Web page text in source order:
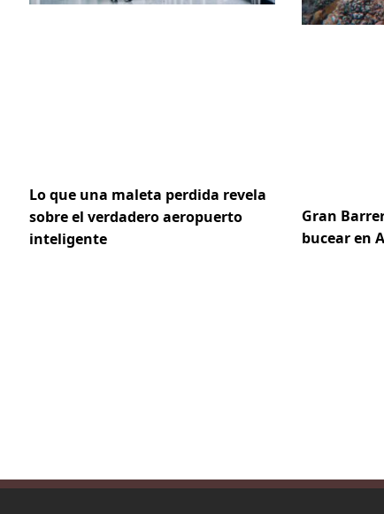
Lo que una maleta perdida revela
sobre el verdadero aeropuerto
inteligente
Gran
bucear en